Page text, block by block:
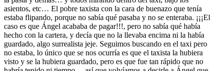
asientos, etc… El pobre taxista con la cara de buenazo que tenía
estaba flipando, porque no sabía qué pasaba y no se enteraba. ¡¡¡El
caso es que Ángel acababa de pagar!!!, pero no sabía qué había
hecho con la cartera, y decía que no la llevaba encima ni la había
guardado, algo surrealista jeje. Seguimos buscando en el taxi pero
no estaba, lo único que se nos ocurría es que el taxista la hubiera
visto y se la hubiera guardado, pero es que fue tan rápido que no